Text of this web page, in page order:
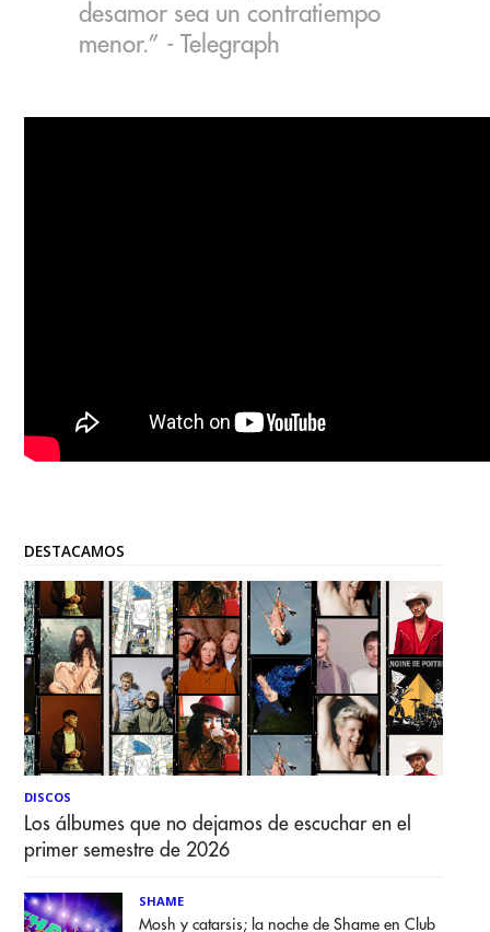
desamor sea un contratiempo
menor.” - Telegraph
DESTACAMOS
DISCOS
Los álbumes que no dejamos de escuchar en el
primer semestre de 2026
SHAME
Mosh y catarsis; la noche de Shame en Club